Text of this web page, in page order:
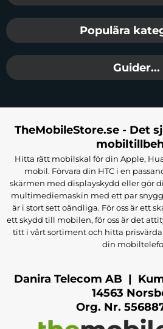
Populära
Guider...
TheMobileStore.se - Det
Hitta rätt mobilskal för din Apple,
mobil. Förvara din HTC i en
skärmen med displayskydd eller gör
multimediemaskin med ett par
är i stort sett oändliga. För oss är ett
ett skydd till mobilen, för oss är det
titt i vårt sortiment och hitta
din
Danira Telecom AB |
14563
Org. Nr.